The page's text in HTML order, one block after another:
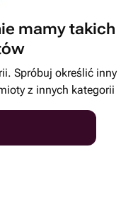
mamy takich
Spróbuj określić inny
z innych kategorii